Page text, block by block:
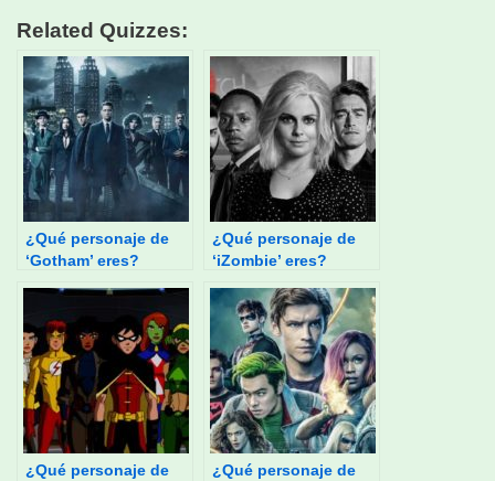
Related Quizzes:
¿Qué personaje de
‘Gotham’ eres?
¿Qué personaje de
‘iZombie’ eres?
¿Qué personaje de
¿Qué personaje de